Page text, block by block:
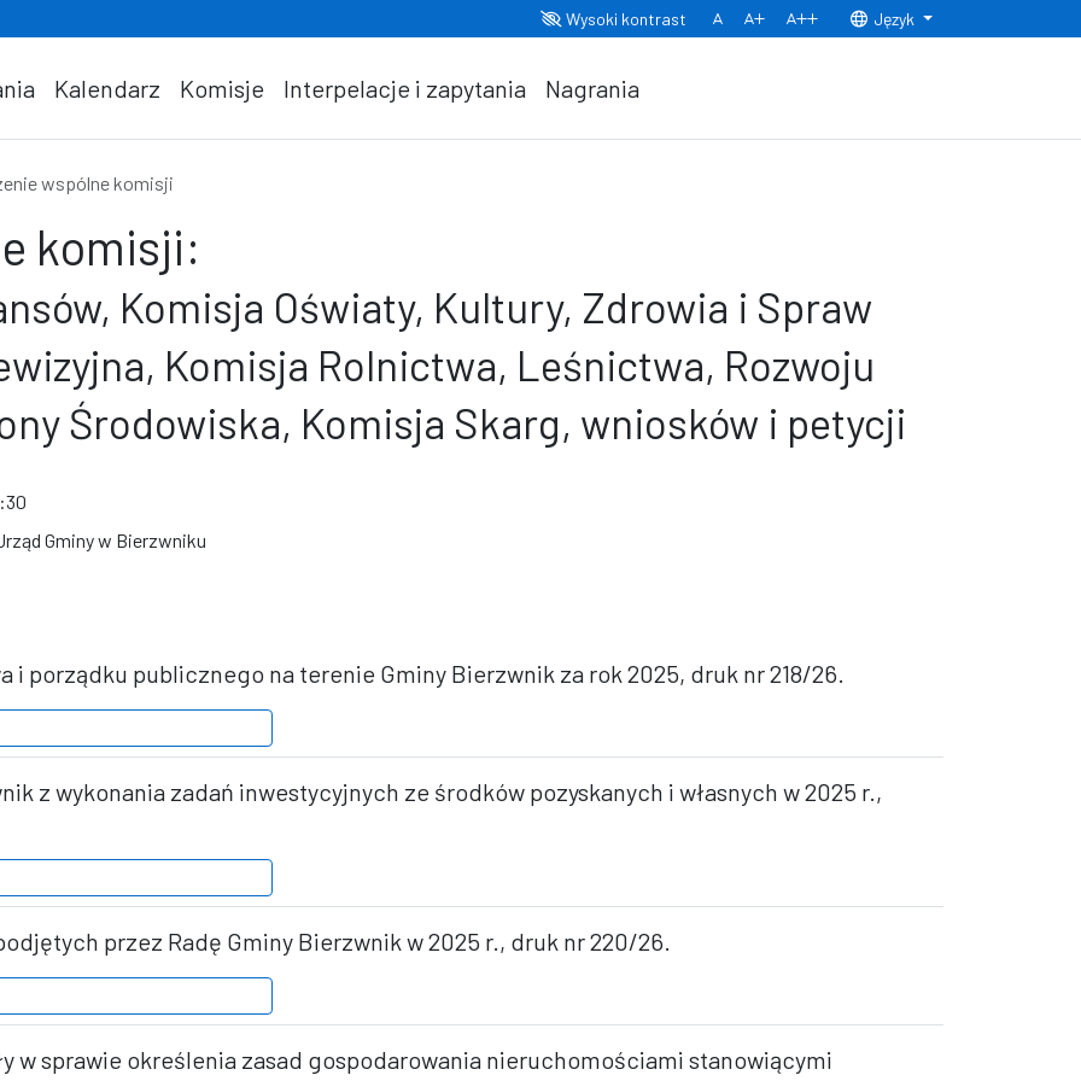
Wysoki kontrast
Normalny rozmiar czcionki
Rozmiar czcionki 150% Rozmiar czcionki 200%
Język
Kalendarz Komisje Interpelacje i zapytania Nagrania
wspólne komisji
komisji:
Komisja Oświaty, Kultury, Zdrowia i Spraw
Komisja Rolnictwa, Leśnictwa, Rozwoju
Środowiska, Komisja Skarg, wniosków i petycji
Gminy w Bierzwniku
i porządku publicznego na terenie Gminy Bierzwnik za rok 2025, druk nr 218/26.
z wykonania zadań inwestycyjnych ze środków pozyskanych i własnych w 2025 r.,
przez Radę Gminy Bierzwnik w 2025 r., druk nr 220/26.
w sprawie określenia zasad gospodarowania nieruchomościami stanowiącymi